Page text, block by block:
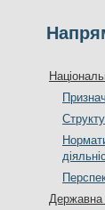
Державна